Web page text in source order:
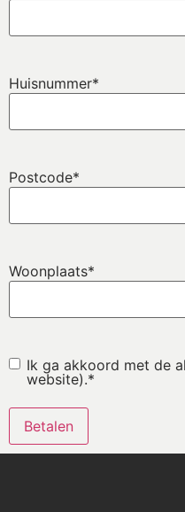
Huisnummer*
Postcode*
Woonplaats*
Instemming*
Ik ga akkoord met de
website).*